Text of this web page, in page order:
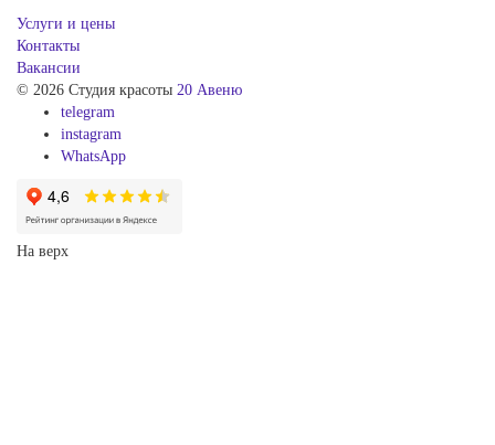
Услуги и цены
Контакты
Вакансии
© 2026 Студия красоты 20 Авеню
telegram
instagram
WhatsApp
На верх